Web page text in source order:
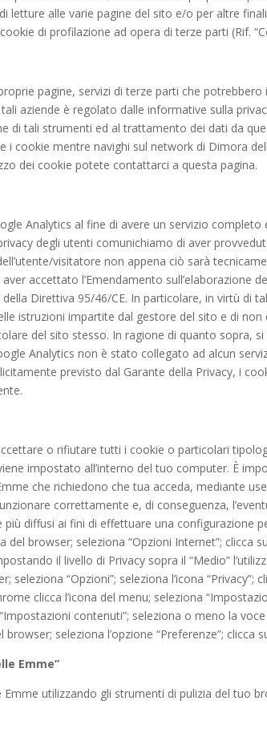
letture alle varie pagine del sito e/o per altre
di profilazione ad opera di terze parti (Rif.
pagine, servizi di terze parti che
aziende è regolato dalle informative sulla
di tali strumenti ed al trattamento dei dati da
i cookie mentre navighi sul network di Dimora
dei cookie potete contattarci a questa pagina.
Analytics al fine di avere un servizio
degli utenti comunichiamo di aver
visitatore non appena ciò sarà
accettato l’Emendamento sull’elaborazione
Direttiva 95/46/CE. In particolare, in virtù di
istruzioni impartite dal gestore del sito e di
del sito stesso. In ragione di quanto sopra,
Analytics non è stato collegato ad alcun
previsto dal Garante della Privacy, i
o rifiutare tutti i cookie o particolari
impostato all’interno del tuo computer. È
che richiedono che tua acceda, mediante
correttamente e, di conseguenza,
diffusi ai fini di effettuare una configurazione
browser; seleziona “Opzioni Internet”; clicca
il livello di Privacy sopra il “Medio”
“Opzioni”; seleziona l’icona
clicca l’icona del menu; seleziona
contenuti”; seleziona o meno la
seleziona l’opzione “Preferenze”; clicca
Emme”
utilizzando gli strumenti di pulizia del tuo